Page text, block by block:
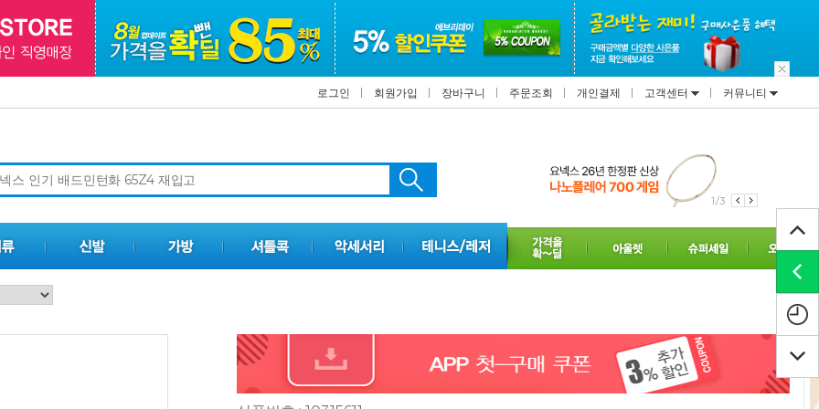
로그인 회원가입 장바구니 주문조회 개인결제 고객센터 커뮤니티
1/3